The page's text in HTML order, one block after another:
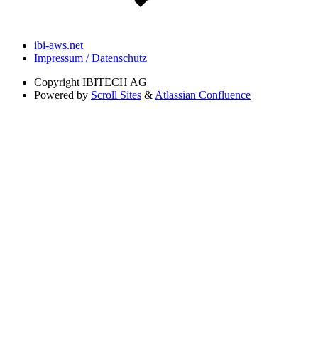
ibi-aws.net
Impressum / Datenschutz
Copyright IBITECH AG
Powered by Scroll Sites & Atlassian Confluence